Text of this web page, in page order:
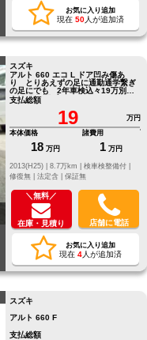
お気に入り追加
現在 50人が追加済
スズキ
アルト 660 エコ L ドア凹み傷あ
り とりあえずの足に通勤通学繋ぎ
の足にでも 2年車検込々19万別途
12か月保証プランあり
支払総額
19
万円
本体価格
18 万円
諸費用
1 万円
修復無 | 法定含 | 保証無
＼無料／
在庫・見積り 店舗に電話
お気に入り追加
現在 4人が追加済
スズキ
アルト 660 F
支払総額